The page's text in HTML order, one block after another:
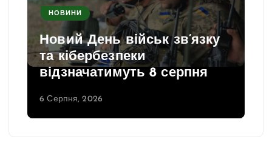
НОВИНИ
Новий День військ зв’язку
та кібербезпеки
відзначатимуть 8 серпня
6 Серпня, 2026